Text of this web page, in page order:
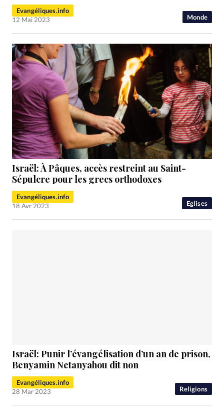
Monde
Evangéliques.info
12 Mai 2023
Eglises
Israël: À Pâques, accès restreint au Saint-
Sépulcre pour les grecs orthodoxes
Evangéliques.info
18 Avr 2023
Religions
Israël: Punir l’évangélisation d’un an de prison,
Benyamin Netanyahou dit non
Evangéliques.info
28 Mar 2023